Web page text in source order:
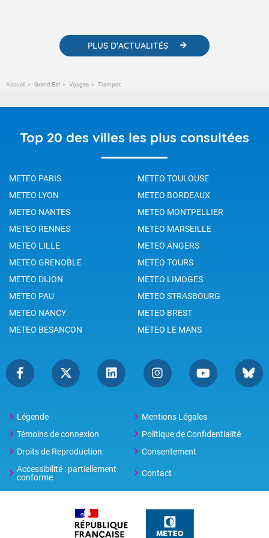
PLUS D'ACTUALITÉS
Accueil Grand Est Vosges Trampot
Top 20 des villes les plus consultées
METEO PARIS
METEO TOULOUSE
METEO LYON
METEO BORDEAUX
METEO NANTES
METEO MONTPELLIER
METEO RENNES
METEO MARSEILLE
METEO LILLE
METEO ANGERS
METEO GRENOBLE
METEO TOURS
METEO DIJON
METEO LIMOGES
METEO PAU
METEO STRASBOURG
METEO NANCY
METEO BREST
METEO BESANCON
METEO LE MANS
Légende
Mentions Légales
Témoins de connexion
Politique de Confidentialité
Droits de Reproduction
Consentement
Accessibilité : partiellement
conforme
Contact